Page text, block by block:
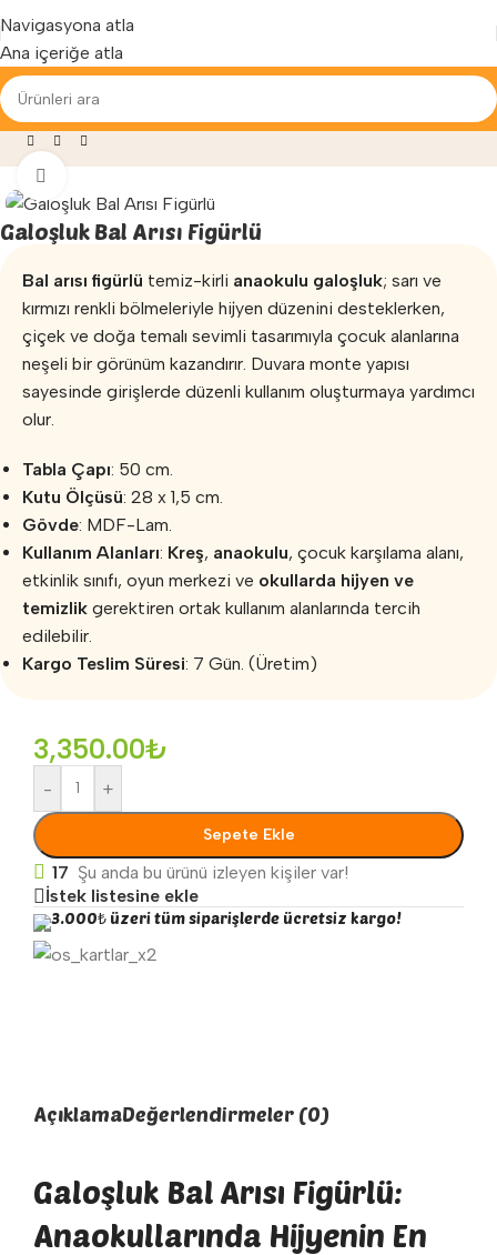
Navigasyona atla
Ana içeriğe atla
Yenilenen arayüzümüz ile hizmetinizdeyiz...
Mağaza »Anaokulu Malzemeleri
Galoşluk Bal Arısı Figürlü
Bal arısı figürlü temiz-kirli anaokulu galoşluk; sarı ve
kırmızı renkli bölmeleriyle hijyen düzenini desteklerken,
çiçek ve doğa temalı sevimli tasarımıyla çocuk alanlarına
neşeli bir görünüm kazandırır. Duvara monte yapısı
sayesinde girişlerde düzenli kullanım oluşturmaya yardımcı
olur.
Tabla Çapı: 50 cm.
Kutu Ölçüsü: 28 x 1,5 cm.
Gövde: MDF-Lam.
Kullanım Alanları: Kreş, anaokulu, çocuk karşılama alanı,
etkinlik sınıfı, oyun merkezi ve okullarda hijyen ve
temizlik gerektiren ortak kullanım alanlarında tercih
edilebilir.
Kargo Teslim Süresi: 7 Gün. (Üretim)
3,350.00₺
- +
Sepete Ekle
17 Şu anda bu ürünü izleyen kişiler var!
İstek listesine ekle
3.000₺ üzeri tüm siparişlerde ücretsiz kargo!
AçıklamaDeğerlendirmeler (0)
Galoşluk Bal Arısı Figürlü:
Anaokullarında Hijyenin En